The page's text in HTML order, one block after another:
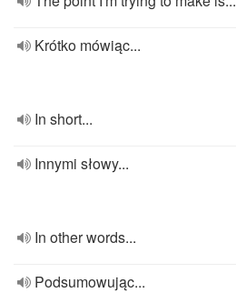
Krótko mówiąc...
In short...
Innymi słowy...
In other words...
Podsumowując...